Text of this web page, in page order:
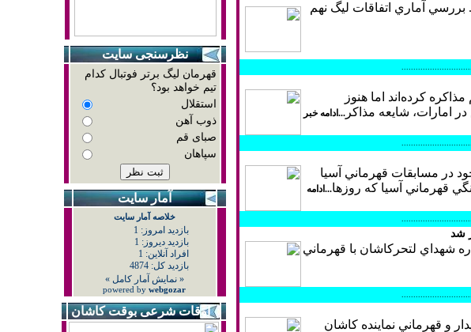
آماري اتفاقات ليگ نهم
كرده‌اند اما هنوز
امارات، شايعه مذاكر...ادامه خبر
در مسابقات قهرماني آسيا
قهرماني آسيا كه روزها...ادامه
شد
شهداي لتحركاشان با قهرماني
حذفي ليگ دسته اول واليبال عصر روز گذشته با برگزاري 3 ديدار و قهرماني نماينده كاشان
نظرسنجی سایت
قهرمان لیگ برتر فوتبال کدام
تیم خواهد بود؟
استقلال
ذوب آهن
صبای قم
سپاهان
آمار سايت
اوقات شرعی بوقت کاشان